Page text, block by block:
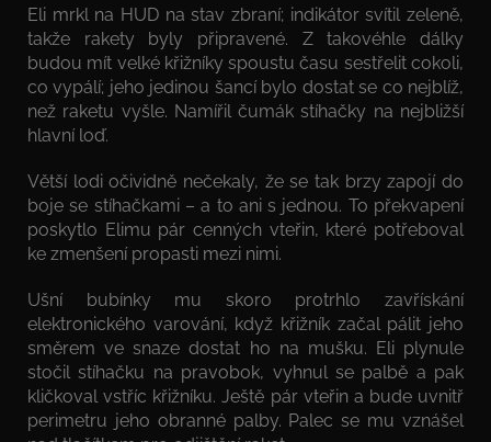
Eli mrkl na HUD na stav zbraní; indikátor svítil zeleně,
takže rakety byly připravené. Z takovéhle dálky
budou mít velké křižníky spoustu času sestřelit cokoli,
co vypálí; jeho jedinou šancí bylo dostat se co nejblíž,
než raketu vyšle. Namířil čumák stíhačky na nejbližší
hlavní loď.
Větší lodi očividně nečekaly, že se tak brzy zapojí do
boje se stíhačkami – a to ani s jednou. To překvapení
poskytlo Elimu pár cenných vteřin, které potřeboval
ke zmenšení propasti mezi nimi.
Ušní bubínky mu skoro protrhlo zavřískání
elektronického varování, když křižník začal pálit jeho
směrem ve snaze dostat ho na mušku. Eli plynule
stočil stíhačku na pravobok, vyhnul se palbě a pak
kličkoval vstříc křižníku. Ještě pár vteřin a bude uvnitř
perimetru jeho obranné palby. Palec se mu vznášel